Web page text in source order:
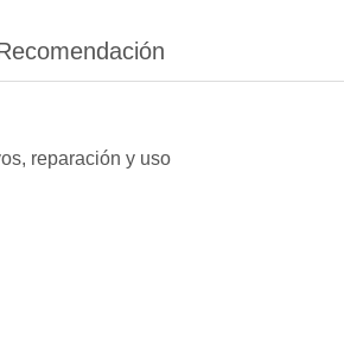
reparación y uso